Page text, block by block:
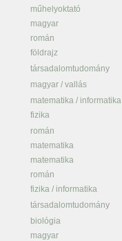
műhelyoktató
magyar
román
földrajz
társadalomtudomány
magyar / vallás
matematika / informatika
fizika
román
matematika
matematika
román
fizika / informatika
társadalomtudomány
biológia
magyar